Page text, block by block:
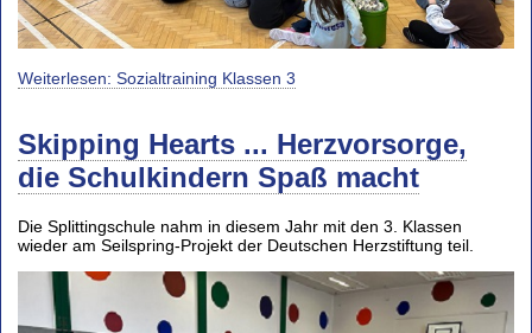
Weiterlesen: Sozialtraining Klassen 3
Skipping Hearts ... Herzvorsorge,
die Schulkindern Spaß macht
Die Splittingschule nahm in diesem Jahr mit den 3. Klassen
wieder am Seilspring-Projekt der Deutschen Herzstiftung teil.